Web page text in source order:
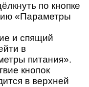
по кнопке
«Параметры
и спящий
в
питания».
кнопок
в верхней